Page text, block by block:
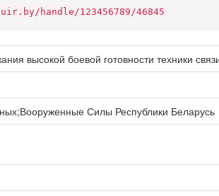
handle/123456789/46845
высокой боевой готовности техники
Силы Республики Беларусь